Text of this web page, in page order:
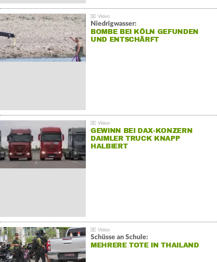
Niedrigwasser:
BOMBE BEI KÖLN GEFUNDEN
UND ENTSCHÄRFT
GEWINN BEI DAX-KONZERN
DAIMLER TRUCK KNAPP
HALBIERT
Schüsse an Schule:
MEHRERE TOTE IN THAILAND